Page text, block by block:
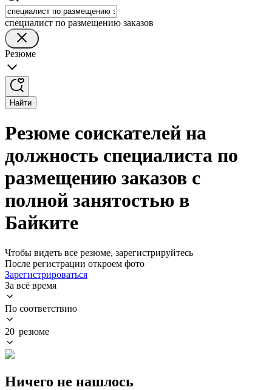
специалист по размещению заказов
Резюме
Найти
Резюме соискателей на
должность специалиста по
размещению заказов с
полной занятостью в
Байките
Чтобы видеть все резюме, зарегистрируйтесь
После регистрации откроем фото
Зарегистрироваться
За всё время
По соответствию
20 резюме
Ничего не нашлось